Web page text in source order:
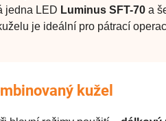
jedna LED Luminus SFT-70 a
je ideální pro pátrací
kužel